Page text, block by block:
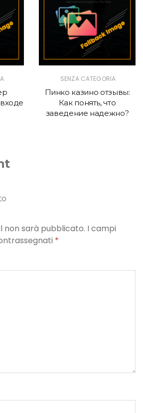
SENZA CATEGORIA
Пинко казино отзывы:
Как понять, что
заведение надежно?
non sarà pubblicato. I campi
*